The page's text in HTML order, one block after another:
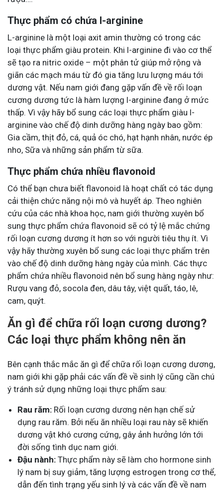
Thực phẩm có chứa l-arginine
L-arginine là một loại axit amin thường có trong các
loại thực phẩm giàu protein. Khi l-arginine đi vào cơ thể
sẽ tạo ra nitric oxide – một phân tử giúp mở rộng và
giãn các mạch máu từ đó gia tăng lưu lượng máu tới
dương vật. Nếu nam giới đang gặp vấn đề về rối loạn
cương dương tức là hàm lượng l-arginine đang ở mức
thấp. Vì vậy hãy bổ sung các loại thực phẩm giàu l-
arginine vào chế độ dinh dưỡng hàng ngày bao gồm:
Gia cầm, thịt đỏ, cá, quả óc chó, hạt hạnh nhân, nước ép
nho, Sữa và những sản phẩm từ sữa.
Thực phẩm chứa nhiều flavonoid
Có thể bạn chưa biết flavonoid là hoạt chất có tác dụng
cải thiện chức năng nội mô và huyết áp. Theo nghiên
cứu của các nhà khoa học, nam giới thường xuyên bổ
sung thực phẩm chứa flavonoid sẽ có tỷ lệ mắc chứng
rối loạn cương dương ít hơn so với người tiêu thụ ít. Vì
vậy hãy thường xuyên bổ sung các loại thực phẩm trên
vào chế độ dinh dưỡng hàng ngày của mình. Các thực
phẩm chứa nhiều flavonoid nên bổ sung hàng ngày như:
Rượu vang đỏ, socola đen, dâu tây, việt quất, táo, lê,
cam, quýt.
Ăn gì để chữa rối loạn cương dương?
Các loại thực phẩm không nên ăn
Bên cạnh thắc mắc ăn gì để chữa rối loạn cương dương,
nam giới khi gặp phải các vấn đề về sinh lý cũng cần chú
ý tránh sử dụng những loại thực phẩm sau:
Rau răm: Rối loạn cương dương nên hạn chế sử
dụng rau răm. Bởi nếu ăn nhiều loại rau này sẽ khiến
dương vật khó cương cứng, gây ảnh hưởng lớn tới
đời sống tình dục nam giới.
Đậu nành: Thực phẩm này sẽ làm cho hormone sinh
lý nam bị suy giảm, tăng lượng estrogen trong cơ thể,
dẫn đến tình trạng yếu sinh lý và các vấn đề về nam